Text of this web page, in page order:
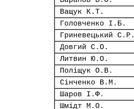
Ващук К.Т.
Головченко І.Б.
Гриневецький С.Р.
Довгий С.О.
Литвин Ю.О.
Поліщук О.В.
Сінченко В.М.
Шаров І.Ф.
Шмідт М.О.